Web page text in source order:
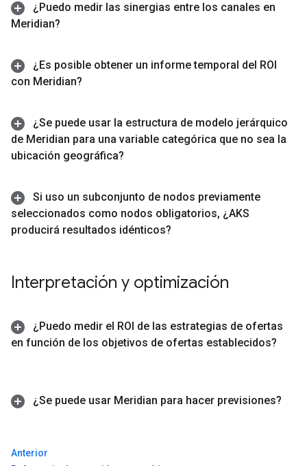
¿Puedo medir las sinergias entre los canales en
Meridian?
¿Es posible obtener un informe temporal del ROI
con Meridian?
¿Se puede usar la estructura de modelo jerárquico
de Meridian para una variable categórica que no sea la
ubicación geográfica?
Si uso un subconjunto de nodos previamente
seleccionados como nodos obligatorios, ¿AKS
producirá resultados idénticos?
Interpretación y optimización
¿Puedo medir el ROI de las estrategias de ofertas
en función de los objetivos de ofertas establecidos?
¿Se puede usar Meridian para hacer previsiones?
Anterior